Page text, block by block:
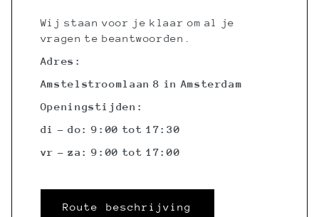
Wij staan voor je klaar om al je
vragen te beantwoorden.
Adres:
Amstelstroomlaan 8 in Amsterdam
Openingstijden:
di - do: 9:00 tot 17:30
vr - za: 9:00 tot 17:00
Route beschrijving